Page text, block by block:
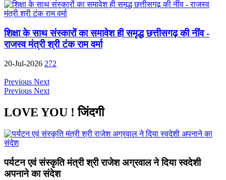
शिक्षा के साथ संस्कारों का समावेश ही समृद्ध छत्तीसगढ़ की नींव -
राजस्व मंत्री श्री टंक राम वर्मा
20-Jul-2026 272
Previous Next
Previous Next
LOVE YOU ! जिंदगी
पर्यटन एवं संस्कृति मंत्री श्री राजेश अग्रवाल ने दिया स्वदेशी
अपनाने का संदेश